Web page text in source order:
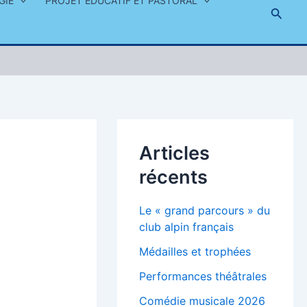
Articles
récents
Le « grand parcours » du
club alpin français
Médailles et trophées
Performances théâtrales
Comédie musicale 2026